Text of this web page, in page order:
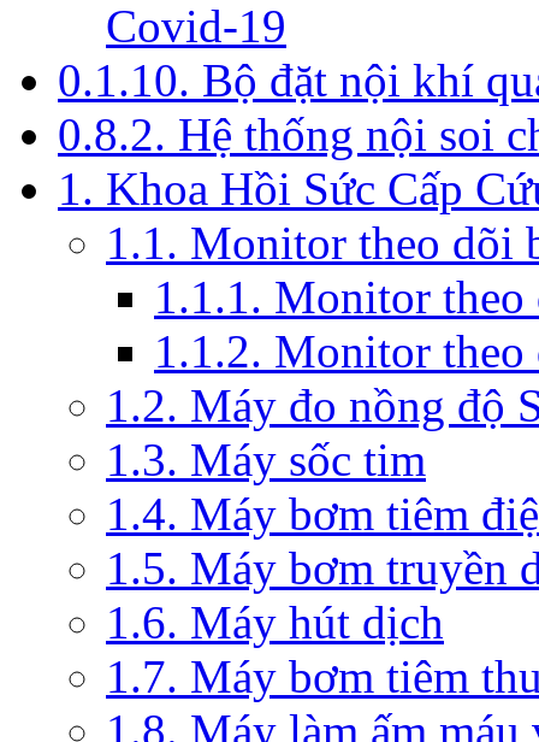
Covid-19
0.1.10. Bộ đặt nội khí
0.8.2. Hệ thống nội soi
1. Khoa Hồi Sức Cấp
1.1. Monitor theo dõi
1.1.1. Monitor theo
1.1.2. Monitor
1.2. Máy đo nồng độ
1.3. Máy sốc tim
1.4. Máy bơm tiêm
1.5. Máy bơm truyền
1.6. Máy hút dịch
1.7. Máy bơm tiêm
1.8. Máy làm ấm